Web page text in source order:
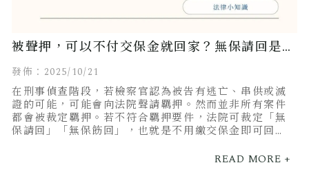
被聲押，可以不付交保金就回家？無保請回是無
罪嗎？
發佈：2025/10/21
在刑事偵查階段，若檢察官認為被告有逃亡、串供或滅
證的可能，可能會向法院聲請羈押。然而並非所有案件
都會被裁定羈押。若不符合羈押要件，法院可裁定「無
保請回」「無保飭回」，也就是不用繳交保金即可回